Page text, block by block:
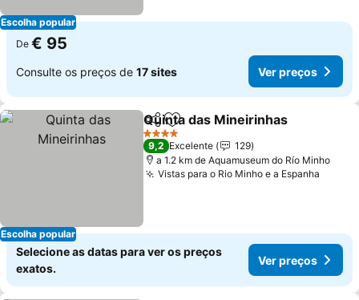
Escolha popular
De € 95
Consulte os preços de 17 sites Ver preços
Escolha popular
PartilharAdicionar aos favoritos
Quinta das Mineirinhas
4 Estrelas
9,2 Excelente
129
a 1.2 km de Aquamuseum do Río Minho
Vistas para o Rio Minho e a Espanha
Selecione as datas para ver os preços
exatos.
Ver preços